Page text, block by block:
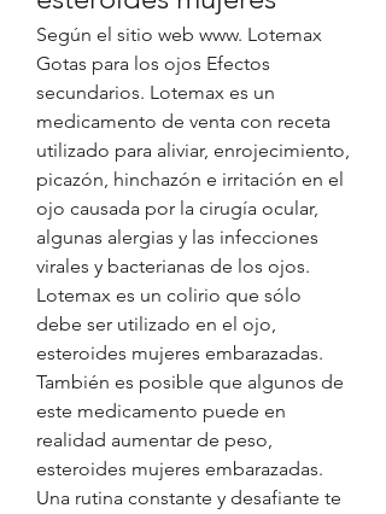
Según el sitio web www. Lotemax
Gotas para los ojos Efectos
secundarios. Lotemax es un
medicamento de venta con receta
utilizado para aliviar, enrojecimiento,
picazón, hinchazón e irritación en el
ojo causada por la cirugía ocular,
algunas alergias y las infecciones
virales y bacterianas de los ojos.
Lotemax es un colirio que sólo
debe ser utilizado en el ojo,
esteroides mujeres embarazadas.
También es posible que algunos de
este medicamento puede en
realidad aumentar de peso,
esteroides mujeres embarazadas.
Una rutina constante y desafiante te